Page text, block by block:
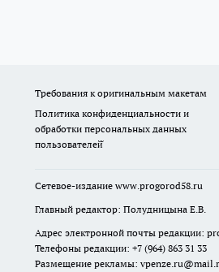
Требования к оригинальным макетам
Политика конфиденциальности и
обработки персональных данных
пользователей̆
Сетевое-издание www.progorod58.ru
Главный редактор: Полудницына Е.В.
Адрес электронной почты редакции:
Телефоны редакции: +7 (964) 863 31 33
Размещение рекламы: